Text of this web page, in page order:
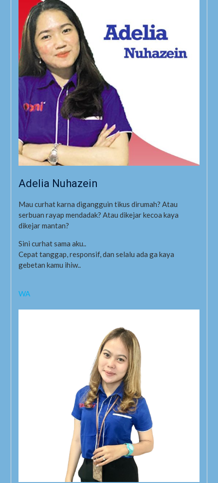
Adelia Nuhazein
Mau curhat karna digangguin tikus dirumah? Atau
serbuan rayap mendadak? Atau dikejar kecoa kaya
dikejar mantan?
Sini curhat sama aku..
Cepat tanggap, responsif, dan selalu ada ga kaya
gebetan kamu ihiw..
WA